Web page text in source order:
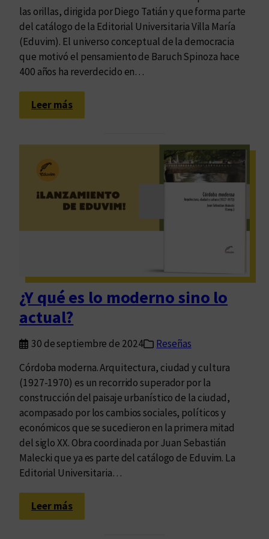
las orillas, dirigida por Diego Tatián y que forma parte
del catálogo de la Editorial Universitaria Villa María
(Eduvim). El universo conceptual de la democracia
que motivó el pensamiento de Baruch Spinoza hace
400 años ha reverdecido en…
Leer más:
D
r
a
c
i
ó
n
d
l
a
d
e
m
o
c
r
a
c
¿Y qué es lo moderno sino lo
actual?
30 de septiembre de 2024
Reseñas
Córdoba moderna. Arquitectura, ciudad y cultura
(1927-1970) es un recorrido superador por la
construcción del paisaje urbanístico de la ciudad,
acompasado por los cambios sociales, políticos y
económicos que se sucedieron en la primera mitad
del siglo XX. Obra coordinada por Juan Sebastián
Malecki que ya es parte del catálogo de Eduvim. La
Editorial Universitaria…
Leer más:
¿